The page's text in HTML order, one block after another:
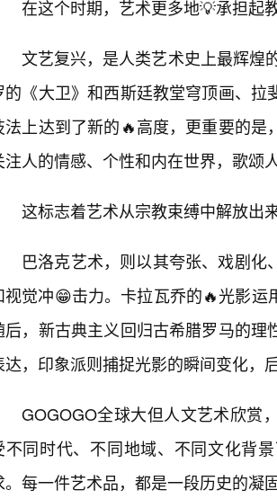
在这个时期，艺术更多地💡承担起
文艺复兴，是人类艺术史上最辉煌
的《大卫》和西斯廷教堂穹顶画、
法上达到了新的🔥高度，更重要的
注人的情感、个性和内在世界，歌颂
这标志着艺术从宗教束缚中解放出
巴洛克艺术，则以其夸张、戏剧
视觉冲😁击力。卡拉瓦乔的🔥光影
后，新古典主义回归古希腊罗马的
达，印象派则捕捉光影的瞬间变化，
GOGOGO全球大但人文艺术欣赏
不同时代、不同地域、不同文化背
。每一件艺术品，都是一段历史的凝